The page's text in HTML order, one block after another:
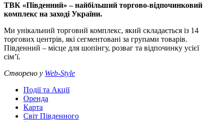
ТВК «Південний» – найбільший торгово-відпочинковий
комплекс на заході України.
Ми унікальний торговий комплекс, який складається із 14
торгових центрів, які сегментовані за групами товарів.
Південний – місце для шопінгу, розваг та відпочинку усієї
сім’ї.
Створено у Web-Style
Події та Акції
Оренда
Карта
Світ Південного